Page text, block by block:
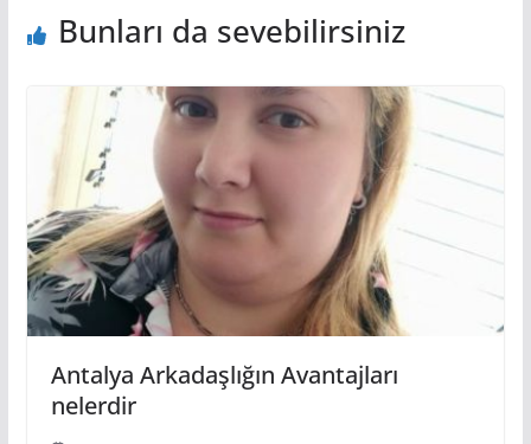
Bunları da sevebilirsiniz
Antalya Arkadaşlığın Avantajları
nelerdir